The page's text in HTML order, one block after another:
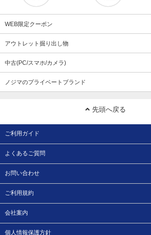
WEB限定クーポン
アウトレット掘り出し物
中古(PC/スマホ/カメラ)
ノジマのプライベートブランド
先頭へ戻る
ご利用ガイド
よくあるご質問
お問い合わせ
ご利用規約
会社案内
個人情報保護方針